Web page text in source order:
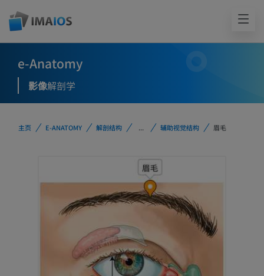
e-Anatomy
影像解剖学
主页 E-ANATOMY 解剖结构 ... 辅助视觉结构 眉毛